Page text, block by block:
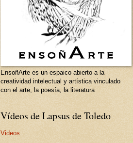
EnsoñArte es un espaico abierto a la
creatividad intelectual y artística vinculado
con el arte, la poesía, la literatura
Vídeos de Lapsus de Toledo
Videos